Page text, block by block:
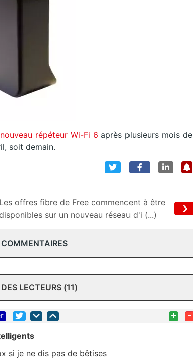
répéteur Wi-Fi 6 après plusieurs mois de
soit demain.
Les offres fibre de Free commencent à être
sur un nouveau réseau d'i (...)
LECTEURS (11)
+ -
si je ne dis pas de bêtises